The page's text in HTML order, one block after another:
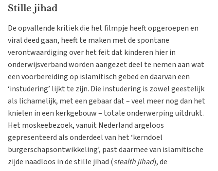
Stille jihad
De opvallende kritiek die het filmpje heeft opgeroepen en
viral deed gaan, heeft te maken met de spontane
verontwaardiging over het feit dat kinderen hier in
onderwijsverband worden aangezet deel te nemen aan wat
een voorbereiding op islamitisch gebed en daarvan een
‘instudering’ lijkt te zijn. Die instudering is zowel geestelijk
als lichamelijk, met een gebaar dat – veel meer nog dan het
knielen in een kerkgebouw – totale onderwerping uitdrukt.
Het moskeebezoek, vanuit Nederland argeloos
gepresenteerd als onderdeel van het ‘kerndoel
burgerschapsontwikkeling’, past daarmee van islamitische
zijde naadloos in de stille jihad (stealth jihad), de